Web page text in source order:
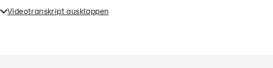
Bei 'Das perfekte Dinner' öffnet Manuel die Tür zu
Videotranskript ausklappen